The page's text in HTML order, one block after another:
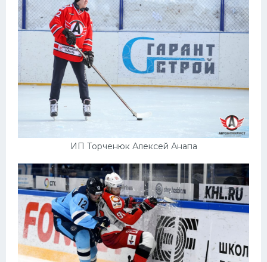
ИП Торченюк Алексей Анапа